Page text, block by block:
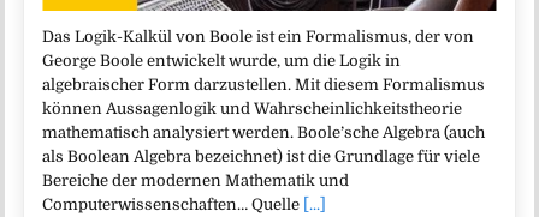
Das Logik-Kalkül von Boole ist ein Formalismus, der von
George Boole entwickelt wurde, um die Logik in
algebraischer Form darzustellen. Mit diesem Formalismus
können Aussagenlogik und Wahrscheinlichkeitstheorie
mathematisch analysiert werden. Boole’sche Algebra (auch
als Boolean Algebra bezeichnet) ist die Grundlage für viele
Bereiche der modernen Mathematik und
Computerwissenschaften… Quelle [...]